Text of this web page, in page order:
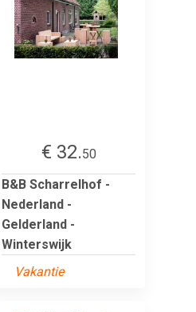
€ 32.50
B&B Scharrelhof -
Nederland -
Gelderland -
Winterswijk
Vakantie